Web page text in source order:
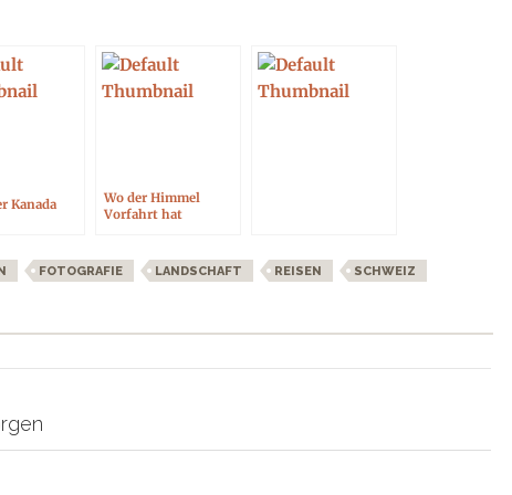
Kanada
Wo der Himmel
Vorfahrt hat
FOTOGRAFIE LANDSCHAFT REISEN
SCHWEIZ